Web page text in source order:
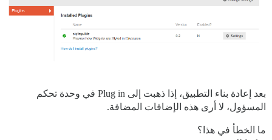
بعد إعادة بناء التطبيق، إذا ذهبت إلى Plug in في وحدة تحكم
المسؤول، لا أرى هذه الإضافات المضافة.
ما الخطأ في هذا؟